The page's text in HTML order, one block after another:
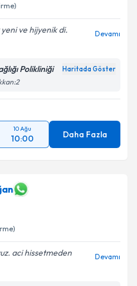
ve hijyenik di.
Devamı
Polikliniği Haritada Göster
10 Ağu
10:00 Daha Fazla
aci hissetmeden
Devamı